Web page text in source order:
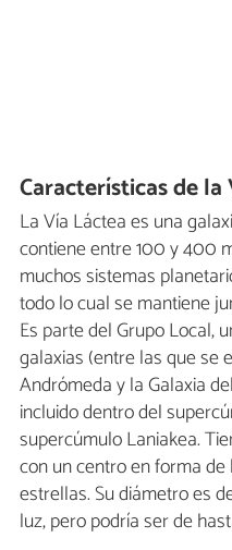
Características de la
La Vía Láctea es una
contiene entre 100 y 400
muchos sistemas
todo lo cual se mantiene
Es parte del Grupo Local,
galaxias (entre las que se
Andrómeda y la Galaxia
incluido dentro del
supercúmulo Laniakea.
con un centro en forma
estrellas. Su diámetro es
luz, pero podría ser de